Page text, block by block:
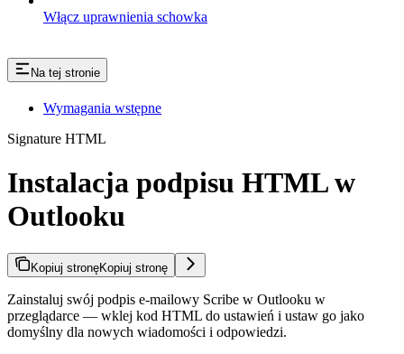
Włącz uprawnienia schowka
Na tej stronie
Wymagania wstępne
Signature HTML
Instalacja podpisu HTML w
Outlooku
Kopiuj stronęKopiuj stronę
Zainstaluj swój podpis e-mailowy Scribe w Outlooku w
przeglądarce — wklej kod HTML do ustawień i ustaw go jako
domyślny dla nowych wiadomości i odpowiedzi.